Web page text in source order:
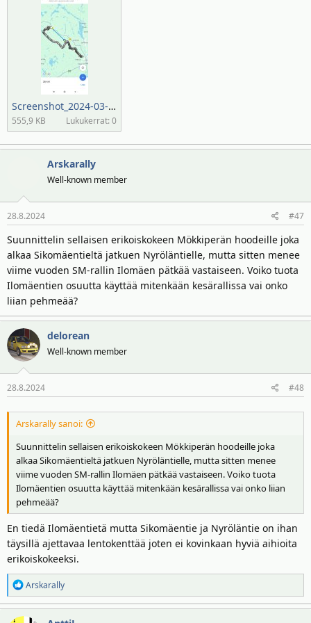
Screenshot_2024-03-24-16-15-00-513_com.google.android.apps.maps.jpg
555,9 KB Lukukerrat: 0
Arskarally
Well-known member
28.8.2024 #47
Suunnittelin sellaisen erikoiskokeen Mökkiperän hoodeille joka
alkaa Sikomäentieltä jatkuen Nyröläntielle, mutta sitten menee
viime vuoden SM-rallin Ilomäen pätkää vastaiseen. Voiko tuota
Ilomäentien osuutta käyttää mitenkään kesärallissa vai onko
liian pehmeää?
delorean
Well-known member
28.8.2024 #48
Arskarally sanoi:
Suunnittelin sellaisen erikoiskokeen Mökkiperän hoodeille joka
alkaa Sikomäentieltä jatkuen Nyröläntielle, mutta sitten menee
viime vuoden SM-rallin Ilomäen pätkää vastaiseen. Voiko tuota
Ilomäentien osuutta käyttää mitenkään kesärallissa vai onko liian
pehmeää?
En tiedä Ilomäentietä mutta Sikomäentie ja Nyröläntie on ihan
täysillä ajettavaa lentokenttää joten ei kovinkaan hyviä aihioita
erikoiskokeeksi.
R
e
a
Arskarally